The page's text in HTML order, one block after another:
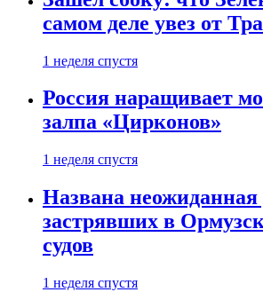
самом деле увез от
1 неделя спустя
Россия наращивает
залпа «Цирконов»
1 неделя спустя
Названа неожиданная
застрявших в
судов
1 неделя спустя